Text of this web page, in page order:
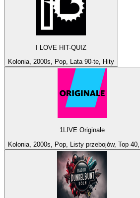
I LOVE HIT-QUIZ
Kolonia, 2000s, Pop, Lata 90-te, Hity
1LIVE Originale
Kolonia, 2000s, Pop, Listy przebojów, Top